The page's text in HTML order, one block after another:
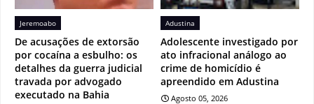
Jeremoabo
De acusações de extorsão
por cocaína a esbulho: os
detalhes da guerra judicial
travada por advogado
executado na Bahia
Adustina
Adolescente investigado por
ato infracional análogo ao
crime de homicídio é
apreendido em Adustina
Agosto 05, 2026